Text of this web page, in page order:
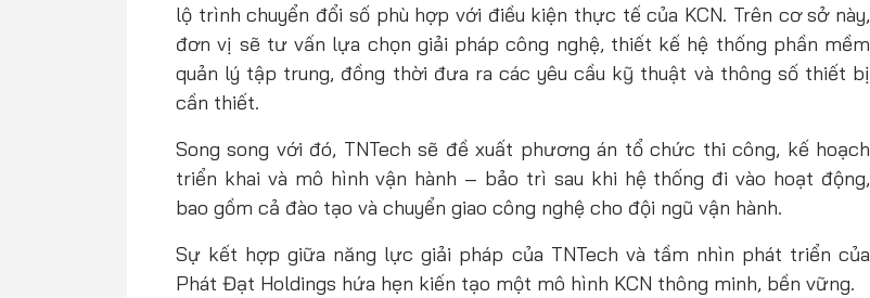
lộ trình chuyển đổi số phù hợp với điều kiện thực tế của KCN. Trên cơ sở này,
đơn vị sẽ tư vấn lựa chọn giải pháp công nghệ, thiết kế hệ thống phần mềm
quản lý tập trung, đồng thời đưa ra các yêu cầu kỹ thuật và thông số thiết bị
cần thiết.
Song song với đó, TNTech sẽ đề xuất phương án tổ chức thi công, kế hoạch
triển khai và mô hình vận hành – bảo trì sau khi hệ thống đi vào hoạt động,
bao gồm cả đào tạo và chuyển giao công nghệ cho đội ngũ vận hành.
Sự kết hợp giữa năng lực giải pháp của TNTech và tầm nhìn phát triển của
Phát Đạt Holdings hứa hẹn kiến tạo một mô hình KCN thông minh, bền vững.